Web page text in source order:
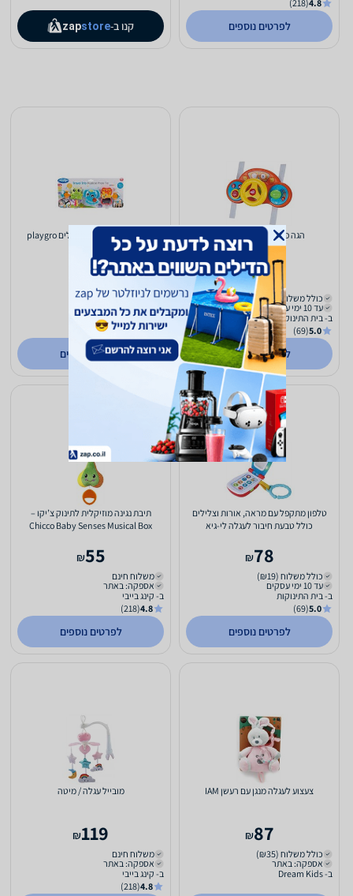
4.8
(218)
לפרטים נוספים קנו ב- zapstore
הגה פעילויות לעגלה לי גיא
98
₪
כולל משלוח (₪19)
עד 10 ימי עסקים
ב- בית התינוקות
5.0
(69)
לפרטים נוספים
צעצוע לעגלה אורות וצלילים playgro
95
כולל משלוח (₪15)
עד 3 ימי עסקים
ב- בית הצעצוע
5.0
(878)
לפרטים נוספים
טלפון מתקפל עם מראה, אורות וצלילים
כולל טבעת חיבור לעגלה לי-גיא
78
₪
כולל משלוח (₪19)
עד 10 ימי עסקים
ב- בית התינוקות
5.0
(69)
לפרטים נוספים
תיבת נגינה מוזיקלית לתינוק צ’יקו –
Chicco Baby Senses Musical Box
55
₪
משלוח חינם
אספקה: באתר
ב- קינג בייבי
4.8
(218)
לפרטים נוספים
צעצוע לעגלה מנגן עם רעשן IAM
87
₪
כולל משלוח (₪35)
אספקה: באתר
ב- Dream Kids
מובייל עגלה / מיטה
119
₪
משלוח חינם
אספקה: באתר
ב- קינג בייבי
4.8
(218)